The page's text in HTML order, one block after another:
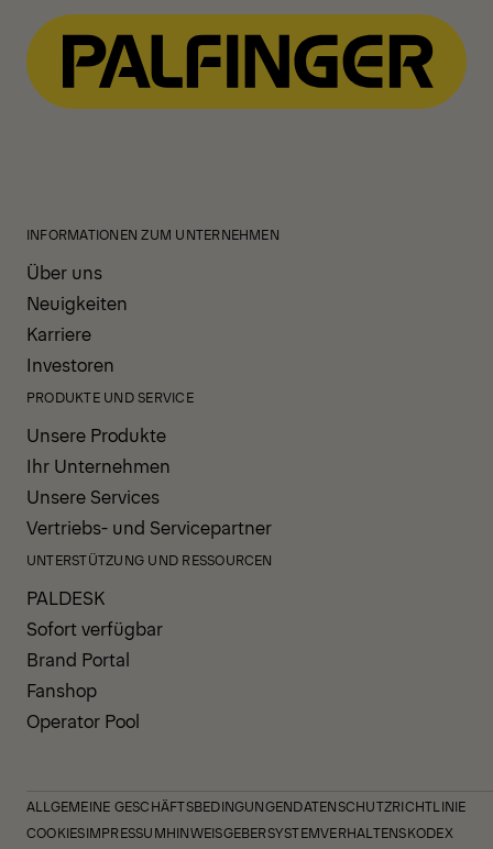
INFORMATIONEN ZUM UNTERNEHMEN
Über uns
Neuigkeiten
Karriere
Investoren
PRODUKTE UND SERVICE
Unsere Produkte
Ihr Unternehmen
Unsere Services
Vertriebs- und Servicepartner
UNTERSTÜTZUNG UND RESSOURCEN
PALDESK
Sofort verfügbar
Brand Portal
Fanshop
Operator Pool
ALLGEMEINE GESCHÄFTSBEDINGUNGENDATENSCHUTZRICHTLINIE
COOKIESIMPRESSUMHINWEISGEBERSYSTEMVERHALTENSKODEX